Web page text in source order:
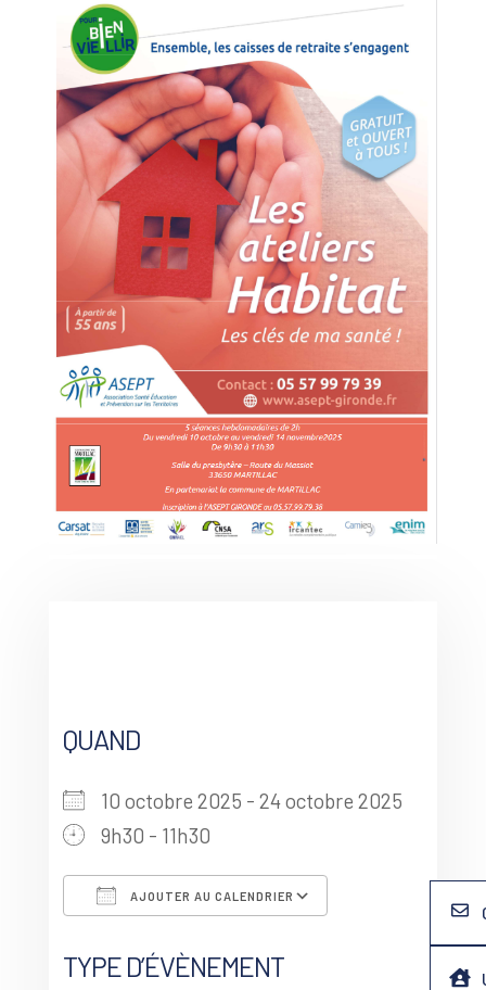
QUAND
10 octobre 2025 - 24 octobre 2025
9h30 - 11h30
AJOUTER AU CALENDRIER
Calendrier
TYPE D’ÉVÈNEMENT